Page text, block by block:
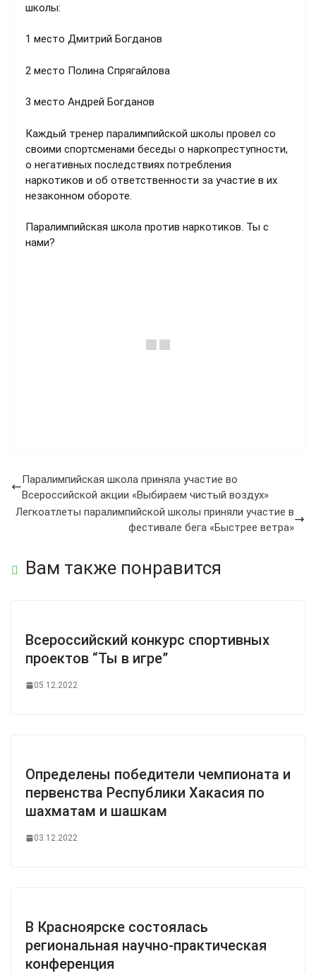
школы:
1 место Дмитрий Богданов
2 место Полина Спрягайлова
3 место Андрей Богданов
Каждый тренер паралимпийской школы провел со
своими спортсменами беседы о наркопреступности,
о негативных последствиях потребления
наркотиков и об ответственности за участие в их
незаконном обороте.
Паралимпийская школа против наркотиков. Ты с
нами?
Паралимпийская школа приняла участие во
Всероссийской акции «Выбираем чистый воздух»
Легкоатлеты паралимпийской школы приняли участие в
фестивале бега «Быстрее ветра»
Вам также понравится
Всероссийский конкурс спортивных
проектов “Ты в игре”
05.12.2022
Определены победители чемпионата и
первенства Республики Хакасия по
шахматам и шашкам
03.12.2022
В Красноярске состоялась
региональная научно-практическая
конференция